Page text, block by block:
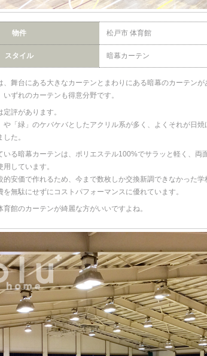
物件 松戸市 体育館
スタイル 暗幕カーテン
舞台にある大きなカーテンとまわりにある暗幕のカーテンが
ずれのカーテンも得意分野です。
評があります。
や「緑」のケバケバとしたアクリル系が多く、よくそれが日
た。
いる暗幕カーテンは、ポリエステル100%でサラッと軽く、両
しています。
的安価で作れるため、今まで数枚しか交換新調できなかった
無駄にせずにコストパフォーマンスに優れています。
館のカーテンが綺麗な方がいいですよね。